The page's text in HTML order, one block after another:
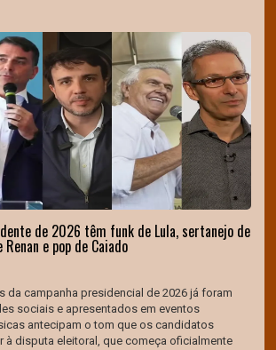
de 2026 têm funk de Lula, sertanejo de
e pop de Caiado
da campanha presidencial de 2026 já foram
sociais e apresentados em eventos
antecipam o tom que os candidatos
à disputa eleitoral, que começa oficialmente